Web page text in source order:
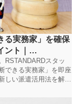
る実務家」を確保
ト｜
RSTANDARDスタッ
できる実務家」を即座
しい派遣活用法を解説